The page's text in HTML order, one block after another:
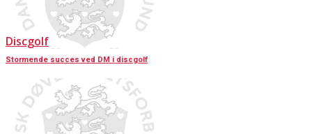
Discgolf
Stormende succes ved DM i discgolf